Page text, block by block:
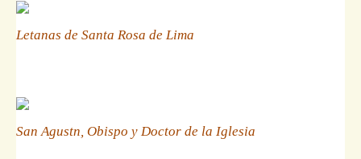
Letanas de Santa Rosa de Lima
San Agustn, Obispo y Doctor de la Iglesia